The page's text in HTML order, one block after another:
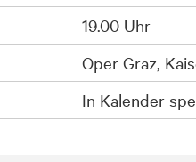
19.00 Uhr
Oper Graz,
In Kalender